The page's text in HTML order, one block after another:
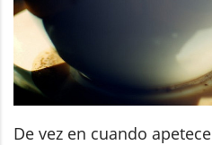
De vez en cuando apetece